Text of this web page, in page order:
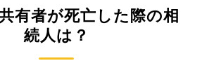
有者が死亡した際の相
続人は？